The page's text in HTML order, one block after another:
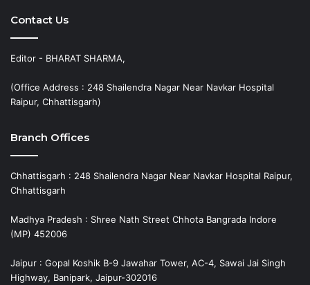
Contact Us
Editor - BHARAT SHARMA,
(Office Address : 248 Shailendra Nagar Near Navkar Hospital
Raipur, Chhattisgarh)
Branch Offices
Chhattisgarh : 248 Shailendra Nagar Near Navkar Hospital Raipur,
Chhattisgarh
Madhya Pradesh : Shree Nath Street Chhota Bangrada Indore
(MP) 452006
Jaipur : Gopal Koshik B-9 Jawahar Tower, AC-4, Sawai Jai Singh
Highway, Banipark, Jaipur-302016